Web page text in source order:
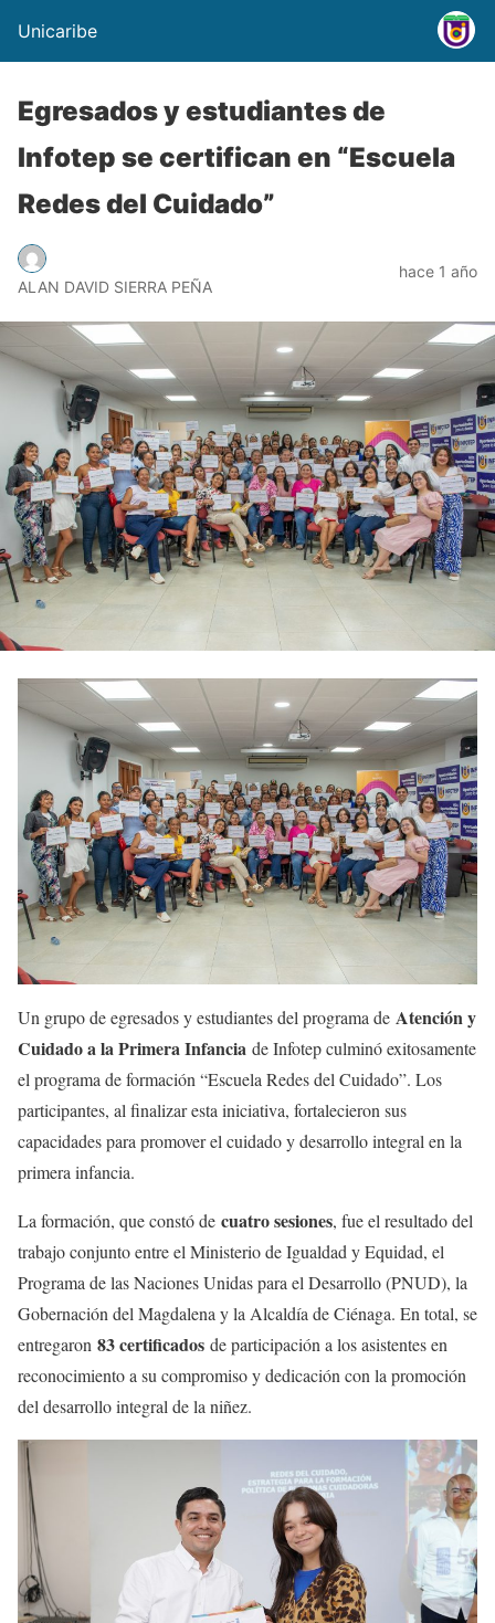
Unicaribe
Egresados y estudiantes de
Infotep se certifican en “Escuela
Redes del Cuidado”
ALAN DAVID SIERRA PEÑA
hace 1 año
Un grupo de egresados y estudiantes del programa de Atención y
Cuidado a la Primera Infancia de Infotep culminó exitosamente
el programa de formación “Escuela Redes del Cuidado”. Los
participantes, al finalizar esta iniciativa, fortalecieron sus
capacidades para promover el cuidado y desarrollo integral en la
primera infancia.
La formación, que constó de cuatro sesiones, fue el resultado del
trabajo conjunto entre el Ministerio de Igualdad y Equidad, el
Programa de las Naciones Unidas para el Desarrollo (PNUD), la
Gobernación del Magdalena y la Alcaldía de Ciénaga. En total, se
entregaron 83 certificados de participación a los asistentes en
reconocimiento a su compromiso y dedicación con la promoción
del desarrollo integral de la niñez.